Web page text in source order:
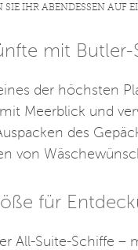
IHR ABENDESSEN AUF
mit Butler-
der höchsten
Meerblick und
des
von
für
All-Suite-Schiffe